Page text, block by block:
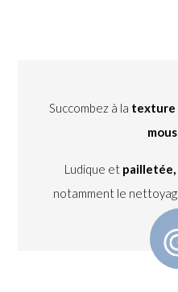
Succombez à la texture
Ludique et pailletée,
notamment le